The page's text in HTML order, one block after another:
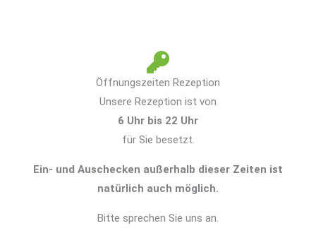
Öffnungszeiten Rezeption
Unsere Rezeption ist von
6 Uhr bis 22 Uhr
für Sie besetzt.
Ein- und Auschecken außerhalb dieser Zeiten ist
natürlich auch möglich.
Bitte sprechen Sie uns an.